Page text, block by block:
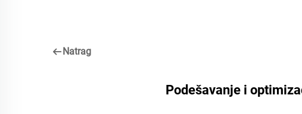
Natrag
Podešavanje i